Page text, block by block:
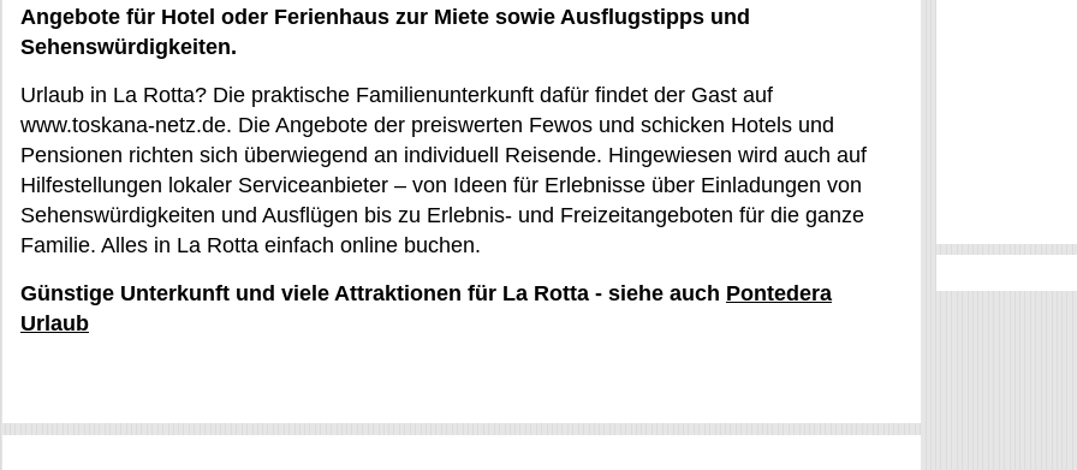
Angebote für Hotel oder Ferienhaus zur Miete sowie Ausflugstipps und
Sehenswürdigkeiten.
Urlaub in La Rotta? Die praktische Familienunterkunft dafür findet der Gast auf
www.toskana-netz.de. Die Angebote der preiswerten Fewos und schicken Hotels und
Pensionen richten sich überwiegend an individuell Reisende. Hingewiesen wird auch auf
Hilfestellungen lokaler Serviceanbieter – von Ideen für Erlebnisse über Einladungen von
Sehenswürdigkeiten und Ausflügen bis zu Erlebnis- und Freizeitangeboten für die ganze
Familie. Alles in La Rotta einfach online buchen.
Günstige Unterkunft und viele Attraktionen für La Rotta - siehe auch Pontedera
Urlaub